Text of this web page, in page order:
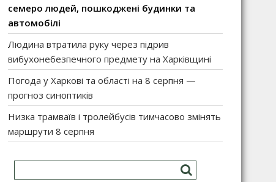
семеро людей, пошкоджені будинки та
автомобілі
Людина втратила руку через підрив
вибухонебезпечного предмету на Харківщині
Погода у Харкові та області на 8 серпня —
прогноз синоптиків
Низка трамваїв і тролейбусів тимчасово змінять
маршрути 8 серпня